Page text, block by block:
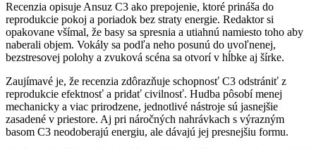
Recenzia opisuje Ansuz C3 ako prepojenie, ktoré prináša do
reprodukcie pokoj a poriadok bez straty energie. Redaktor si
opakovane všímal, že basy sa spresnia a utiahnú namiesto toho aby
naberali objem. Vokály sa podľa neho posunú do uvoľnenej,
bezstresovej polohy a zvuková scéna sa otvorí v hĺbke aj šírke.
Zaujímavé je, že recenzia zdôrazňuje schopnosť C3 odstrániť z
reprodukcie efektnosť a pridať civilnosť. Hudba pôsobí menej
mechanicky a viac prirodzene, jednotlivé nástroje sú jasnejšie
zasadené v priestore. Aj pri náročných nahrávkach s výrazným
basom C3 neodoberajú energiu, ale dávajú jej presnejšiu formu.